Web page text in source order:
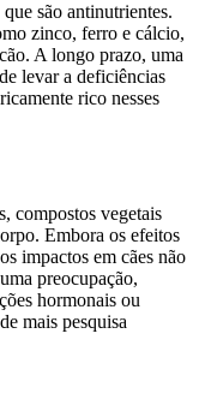
são antinutrientes.
zinco, ferro e cálcio,
A longo prazo, uma
levar a deficiências
rico nesses
compostos vegetais
Embora os efeitos
impactos em cães não
preocupação,
hormonais ou
mais pesquisa